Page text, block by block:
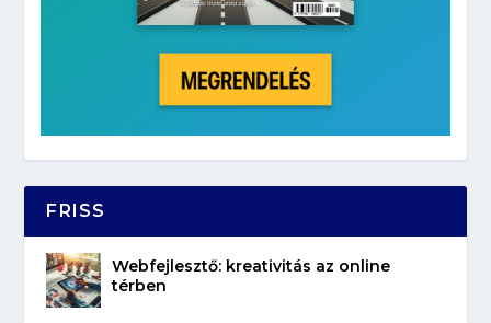
FRISS
Webfejlesztő: kreativitás az online
térben